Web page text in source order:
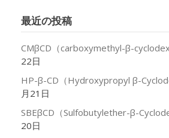
ブ
最近の投稿
CMβCD（carboxymethyl-β-
22日
HP-β-CD（Hydroxypropyl β-
月21日
SBEβCD（Sulfobutylether-β-
20日